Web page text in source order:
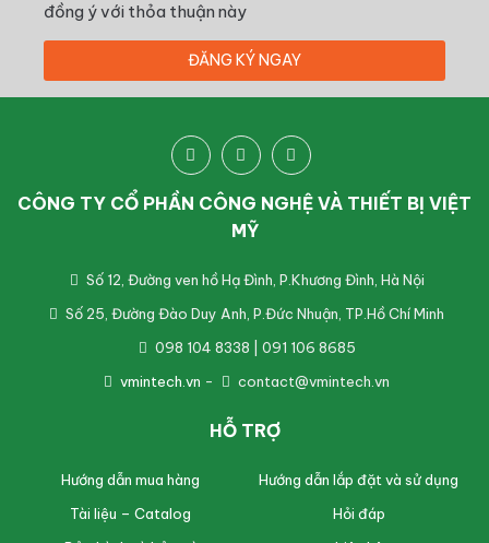
đồng ý với thỏa thuận này
CÔNG TY CỔ PHẦN CÔNG NGHỆ VÀ THIẾT BỊ VIỆT
MỸ
Số 12, Đường ven hồ Hạ Đình, P.Khương Đình, Hà Nội
Số 25, Đường Đào Duy Anh, P.Đức Nhuận, TP.Hồ Chí Minh
098 104 8338 | 091 106 8685
vmintech.vn - contact@vmintech.vn
HỖ TRỢ
Hướng dẫn mua hàng
Hướng dẫn lắp đặt và sử dụng
Tài liệu – Catalog
Hỏi đáp